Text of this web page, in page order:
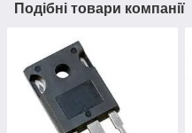
Подібні товари компанії